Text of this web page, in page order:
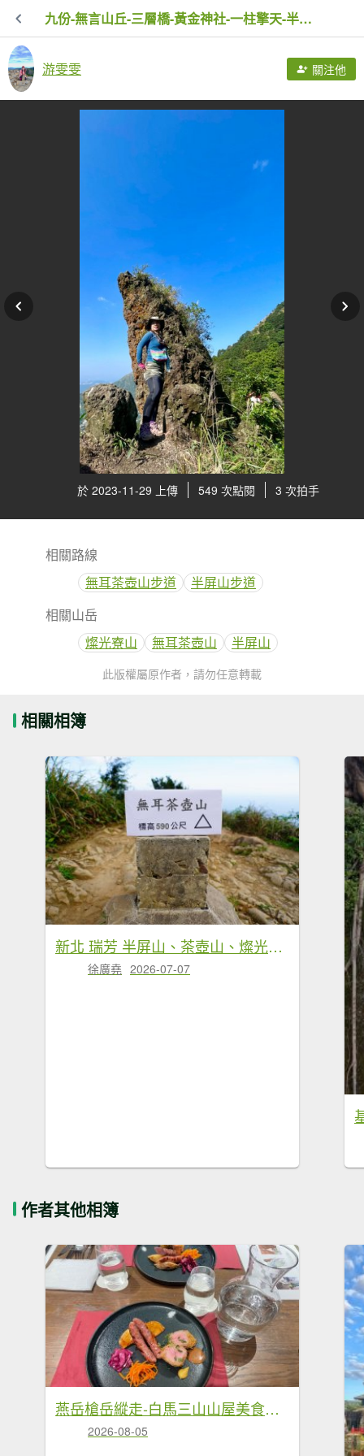
九份-無言山丘-三層橋-黃金神社-一柱擎天-半屏燦光寮山-地質公園-本山無極索道
游雯雯 關注他
於 2023-11-29 上傳 549 次點閱 3 次拍手
相關路線
無耳茶壺山步道
半屏山步道
相關山岳
燦光寮山
無耳茶壺山 半屏山
此版權屬原作者，請勿任意轉載
相關相簿
新北 瑞芳 半屏山、茶壺山、燦光寮山
徐廣堯 2026-07-07
作者其他相簿
燕岳槍岳縱走-白馬三山山屋美食❤️慶功宴
2026-08-05